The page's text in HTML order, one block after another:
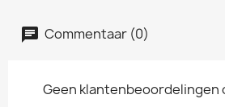
Commentaar (0)
Geen klantenbeoordelingen